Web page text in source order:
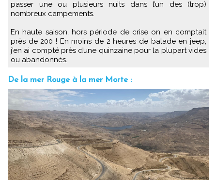
passer une ou plusieurs nuits dans l’un des (trop)
nombreux campements.
En haute saison, hors période de crise on en comptait
près de 200 ! En moins de 2 heures de balade en jeep,
j’en ai compté près d’une quinzaine pour la plupart vides
ou abandonnés.
De la mer Rouge à la mer Morte :